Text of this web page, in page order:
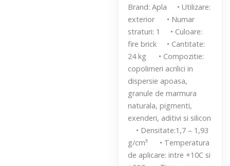
Brand: Apla • Utilizare:
exterior • Numar
straturi: 1 • Culoare:
fire brick • Cantitate:
24 kg • Compozitie:
copolimeri acrilici in
dispersie apoasa,
granule de marmura
naturala, pigmenti,
exenderi, aditivi si silicon
• Densitate:1,7 – 1,93
g/cm³ • Temperatura
de aplicare: intre +10C si